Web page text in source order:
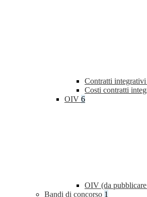
Contratti integrativi
Costi contratti
OIV 6
OIV (da
Bandi di concorso 1